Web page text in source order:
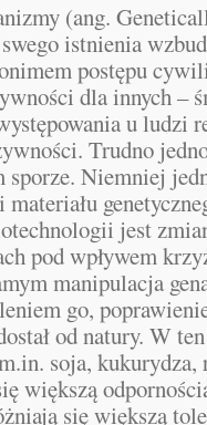
(ang.
istnienia
postępu
dla innych –
u ludzi
Trudno
Niemniej
jest
pod wpływem
manipulacja
go,
od natury. W
soja, kukurydza,
większą
się większą